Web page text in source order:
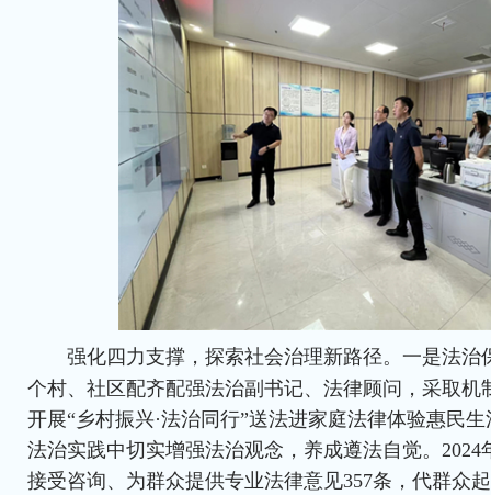
强化四力支撑，探索社会治理新路径。一是法治
个村、社区配齐配强法治副书记、法律顾问，采取机
开展“乡村振兴·法治同行”送法进家庭法律体验惠民
法治实践中切实增强法治观念，养成遵法自觉。2024
接受咨询、为群众提供专业法律意见357条，代群众